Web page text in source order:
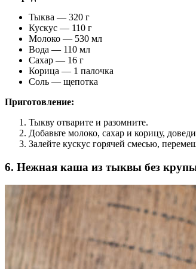
Тыква — 320 г
Кускус — 110 г
Молоко — 530 мл
Вода — 110 мл
Сахар — 16 г
Корица — 1 палочка
Соль — щепотка
Приготовление:
Тыкву отварите и разомните.
Добавьте молоко, сахар и корицу,
Залейте кускус горячей смесью,
6. Нежная каша из тыквы без